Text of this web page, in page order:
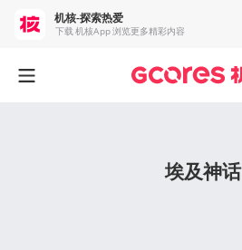
埃及神话
机核-探索热爱
下载 机核App 浏览更多精彩内容